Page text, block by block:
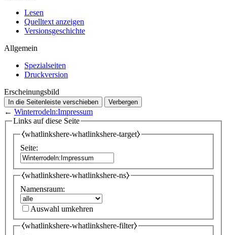
Lesen
Quelltext anzeigen
Versionsgeschichte
Allgemein
Spezialseiten
Druckversion
Erscheinungsbild
In die Seitenleiste verschieben Verbergen
← Winterrodeln:Impressum
Links auf diese Seite
⧼whatlinkshere-whatlinkshere-target⧽
Seite:
⧼whatlinkshere-whatlinkshere-ns⧽
Namensraum:
Auswahl umkehren
⧼whatlinkshere-whatlinkshere-filter⧽